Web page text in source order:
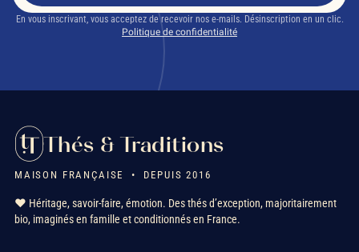
En vous inscrivant, vous acceptez de recevoir nos e-mails. Désinscription en un clic.
Politique de confidentialité
Thés & Traditions
MAISON FRANÇAISE • DEPUIS 2016
❤️ Héritage, savoir-faire, émotion. Des thés d’exception, majoritairement
bio, imaginés en famille et conditionnés en France.